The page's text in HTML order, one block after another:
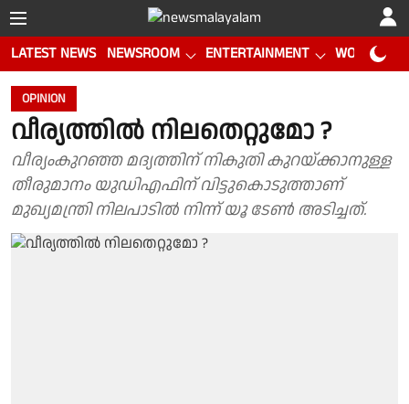
LATEST NEWS NEWSROOM ENTERTAINMENT WORLD CUP
OPINION
വീര്യത്തില്‍ നിലതെറ്റുമോ ?
വീര്യംകുറഞ്ഞ മദ്യത്തിന് നികുതി കുറയ്ക്കാനുള്ള
തീരുമാനം യുഡിഎഫിന് വിട്ടുകൊടുത്താണ്
മുഖ്യമന്ത്രി നിലപാടില്‍ നിന്ന് യൂ ടേണ്‍ അടിച്ചത്.